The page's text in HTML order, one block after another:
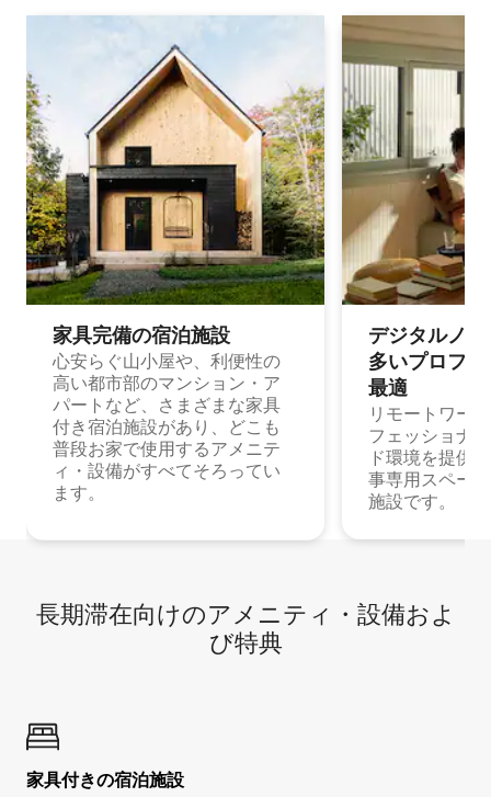
家具完備の宿⁠泊⁠施⁠設
心安らぐ山小屋や、利便性の
高い都市部のマンション・ア
パートなど、さまざまな家具
付き宿泊施設があり、どこも
普段お家で使用するアメニテ
ィ・設備がすべてそろってい
ます。
デジタルノ
多⁠いプ⁠ロ⁠フ⁠
最⁠適
リモートワー
フェッショナ
ド環境を提供
事専用スペー
施設です。
長期滞在向け⁠のア⁠メ⁠ニ⁠テ⁠ィ⁠・設⁠備⁠およ
び特⁠典
家具付き⁠の宿⁠泊⁠施⁠設